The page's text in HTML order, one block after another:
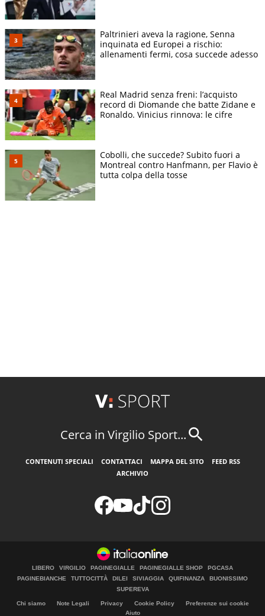
Paltrinieri aveva la ragione, Senna
inquinata ed Europei a rischio:
allenamenti fermi, cosa succede adesso
Real Madrid senza freni: l’acquisto
record di Diomande che batte Zidane e
Ronaldo. Vinicius rinnova: le cifre
Cobolli, che succede? Subito fuori a
Montreal contro Hanfmann, per Flavio è
tutta colpa della tosse
Cerca in Virgilio Sport...
CONTENUTI SPECIALI CONTATTACI MAPPA DEL SITO
FEED RSS
ARCHIVIO
LIBERO VIRGILIO PAGINEGIALLE PAGINEGIALLE SHOP
PGCASA
PAGINEBIANCHE
TUTTOCITTÀ DILEI SIVIAGGIA QUIFINANZA
BUONISSIMO
SUPEREVA
Chi siamo Note Legali Privacy Cookie Policy
Preferenze sui cookie
Aiuto